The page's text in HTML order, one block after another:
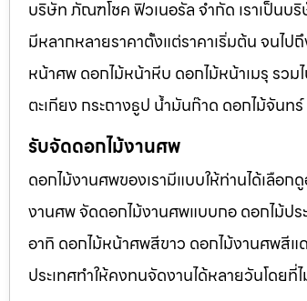
บริษัท ภัณฑโชค ฟิวเนอรัล จำกัด เราเป็น
มีหลากหลายราคาตั้งแต่ราคาเริ่มต้น จนไ
หน้าศพ ดอกไม้หน้าหีบ ดอกไม้หน้าเมรุ ร
ตะเกียง กระถางธูป น้ำมันก๊าด ดอกไม้จัน
รับจัดดอกไม้งานศพ
ดอกไม้งานศพของเรามีแบบให้ท่านได้เลือ
งานศพ จัดดอกไม้งานศพแบบกอ ดอกไม้ปร
อาทิ ดอกไม้หน้าศพสีขาว ดอกไม้งานศพสีแ
ประเทศทำให้คงทนจัดงานได้หลายวันโดย